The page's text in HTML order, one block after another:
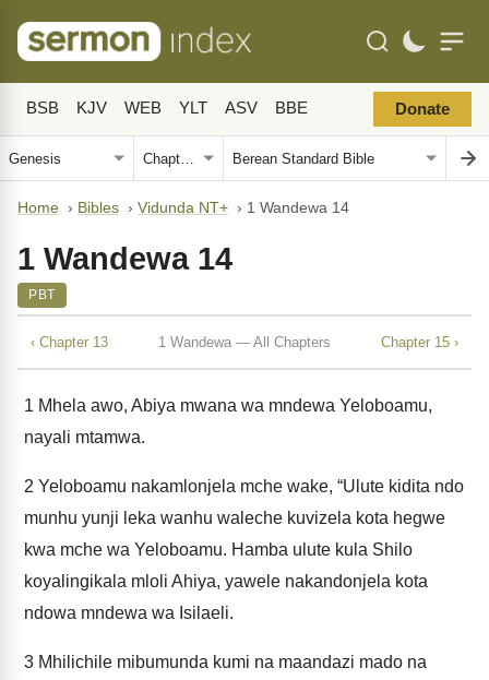
BSB KJV WEB YLT ASV BBE Donate
Home › Bibles › Vidunda NT+ › 1 Wandewa 14
1 Wandewa 14
PBT
‹ Chapter 13 1 Wandewa — All Chapters Chapter 15 ›
1 Mhela awo, Abiya mwana wa mndewa Yeloboamu,
nayali mtamwa.
2 Yeloboamu nakamlonjela mche wake, “Ulute kidita ndo
munhu yunji leka wanhu waleche kuvizela kota hegwe
kwa mche wa Yeloboamu. Hamba ulute kula Shilo
koyalingikala mloli Ahiya, yawele nakandonjela kota
ndowa mndewa wa Isilaeli.
3 Mhilichile mibumunda kumi na maandazi mado na